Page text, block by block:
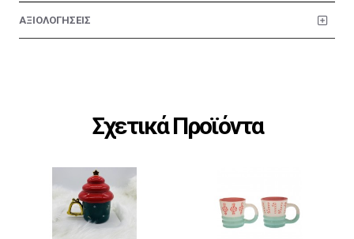
ΑΞΙΟΛΟΓΗΣΕΙΣ
Σχετικά Προϊόντα